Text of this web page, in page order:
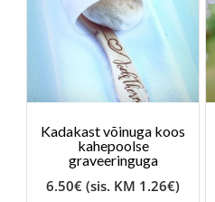
Kadakast võinuga koos
kahepoolse
graveeringuga
6.50€ (sis. KM 1.26€)